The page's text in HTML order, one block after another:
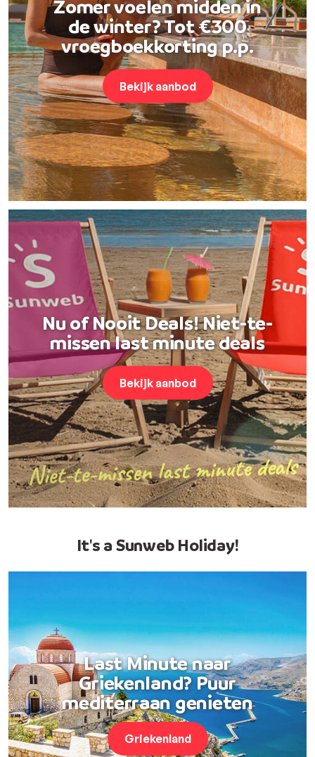
Zomer voelen midden in
de winter? Tot €300
vroegboekkorting p.p.
Bekijk aanbod
Nu of Nooit Deals! Niet-te-
missen last minute deals
Bekijk aanbod
It's a Sunweb Holiday!
Last Minute naar
Griekenland? Puur
mediterraan genieten
Griekenland